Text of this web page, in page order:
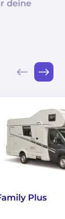
deine
Plus